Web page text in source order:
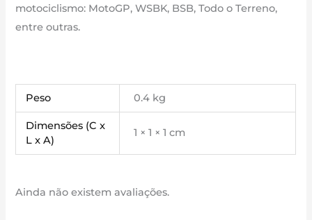
motociclismo: MotoGP, WSBK, BSB, Todo o Terreno,
entre outras.
Peso 0.4 kg
Dimensões (C x
L x A)
1 × 1 × 1 cm
Ainda não existem avaliações.